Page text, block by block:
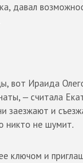
давал
вот Ираида
— считала
заезжают и
никто не шумит.
ключом и